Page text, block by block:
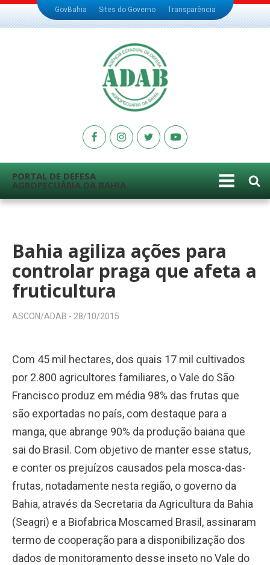
GovBahia Sites do Governo Transparência
PORTAL DE DEFESA
AGROPECUÁRIA DA BAHIA
Bahia agiliza ações para
controlar praga que afeta a
fruticultura
ASCON/ADAB - 28/10/2015
Com 45 mil hectares, dos quais 17 mil cultivados
por 2.800 agricultores familiares, o Vale do São
Francisco produz em média 98% das frutas que
são exportadas no país, com destaque para a
manga, que abrange 90% da produção baiana que
sai do Brasil. Com objetivo de manter esse status,
e conter os prejuízos causados pela mosca-das-
frutas, notadamente nesta região, o governo da
Bahia, através da Secretaria da Agricultura da Bahia
(Seagri) e a Biofabrica Moscamed Brasil, assinaram
termo de cooperação para a disponibilização dos
dados de monitoramento desse inseto no Vale do